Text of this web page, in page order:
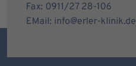
Fax: 0911/27 28-106
EMail: info@erler-klinik.de